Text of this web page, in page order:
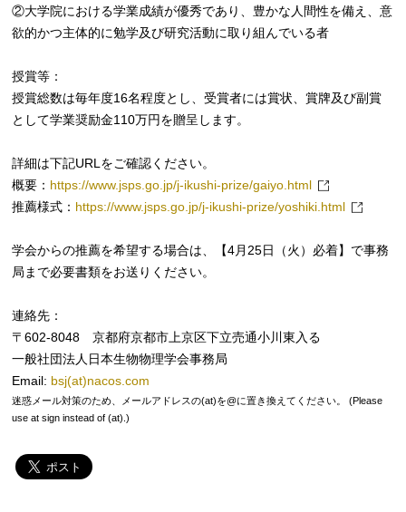
②大学院における学業成績が優秀であり、豊かな人間性を備え、意
欲的かつ主体的に勉学及び研究活動に取り組んでいる者
授賞等：
授賞総数は毎年度16名程度とし、受賞者には賞状、賞牌及び副賞
として学業奨励金110万円を贈呈します。
詳細は下記URLをご確認ください。
概要： https://www.jsps.go.jp/j-ikushi-prize/gaiyo.html
推薦様式： https://www.jsps.go.jp/j-ikushi-prize/yoshiki.html
学会からの推薦を希望する場合は、【4月25日（火）必着】で事務
局まで必要書類をお送りください。
連絡先：
〒602-8048 京都府京都市上京区下立売通小川東入る
一般社団法人日本生物物理学会事務局
Email: bsj(at)nacos.com
迷惑メール対策のため、メールアドレスの(at)を@に置き換えてください。 (Please
use at sign instead of (at).)